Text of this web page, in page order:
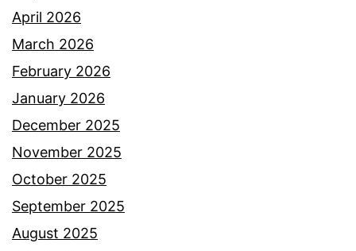
April 2026
March 2026
February 2026
January 2026
December 2025
November 2025
October 2025
September 2025
August 2025